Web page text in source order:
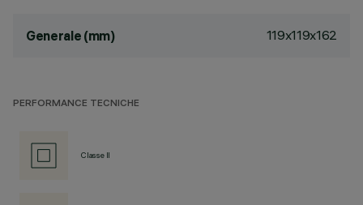
Generale (mm) 119x119x162
PERFORMANCE TECNICHE
Classe II